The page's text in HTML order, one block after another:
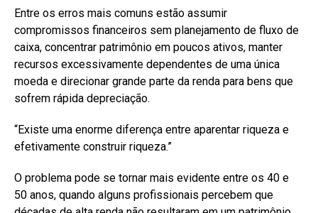
Entre os erros mais comuns estão assumir
compromissos financeiros sem planejamento de fluxo de
caixa, concentrar patrimônio em poucos ativos, manter
recursos excessivamente dependentes de uma única
moeda e direcionar grande parte da renda para bens que
sofrem rápida depreciação.
“Existe uma enorme diferença entre aparentar riqueza e
efetivamente construir riqueza.”
O problema pode se tornar mais evidente entre os 40 e
50 anos, quando alguns profissionais percebem que